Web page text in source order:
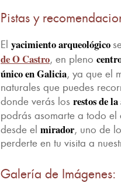
Pistas y
El yacimiento arqueológico
de O Castro, en pleno
único en Galicia, ya que el
naturales que puedes
donde verás los restos de
podrás asomarte a todo el
desde el mirador, uno de
perderte en tu visita a
Galería de Imágenes: